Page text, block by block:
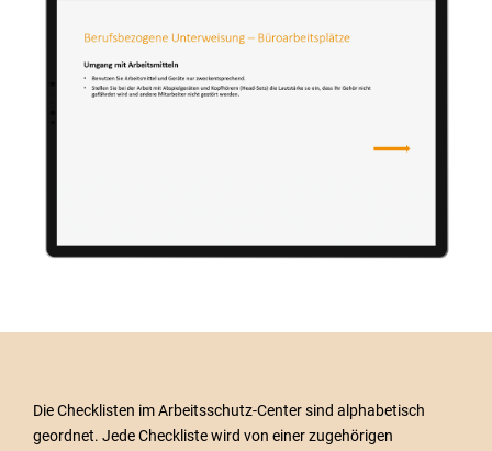
Die Checklisten im Arbeitsschutz-Center sind alphabetisch
geordnet. Jede Checkliste wird von einer zugehörigen